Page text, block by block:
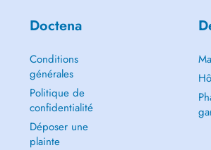
Doctena
Conditions
générales
Politique de
confidentialité
Déposer une
plainte